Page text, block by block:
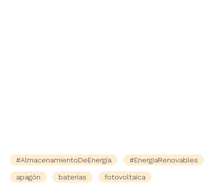
#AlmacenamientoDeEnergía #EnergiaRenovables
apagón baterias fotovoltaica